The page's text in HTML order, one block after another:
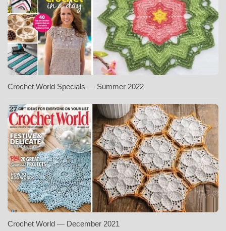
Crochet World Specials — Summer 2022
Crochet World — December 2021